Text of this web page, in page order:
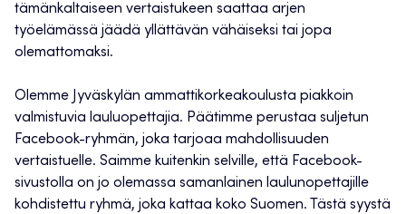
tämänkaltaiseen vertaistukeen saattaa arjen
työelämässä jäädä yllättävän vähäiseksi tai jopa
olemattomaksi.
Olemme Jyväskylän ammattikorkeakoulusta piakkoin
valmistuvia lauluopettajia. Päätimme perustaa suljetun
Facebook-ryhmän, joka tarjoaa mahdollisuuden
vertaistuelle. Saimme kuitenkin selville, että Facebook-
sivustolla on jo olemassa samanlainen laulunopettajille
kohdistettu ryhmä, joka kattaa koko Suomen. Tästä syystä